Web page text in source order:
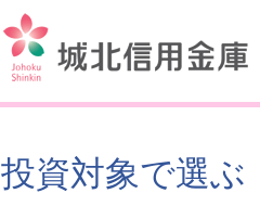
投資対象で選ぶ